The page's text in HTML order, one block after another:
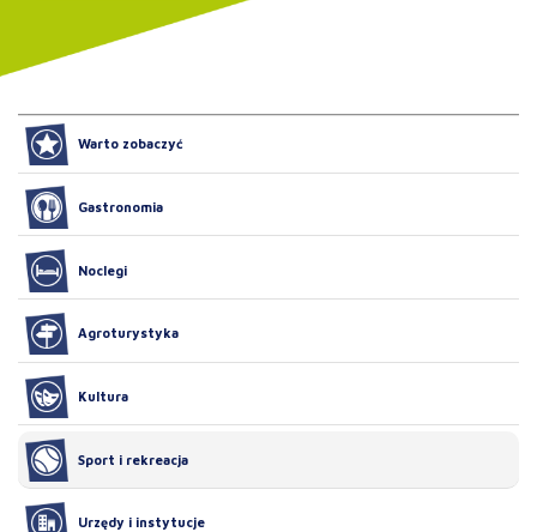
Warto zobaczyć
Gastronomia
Noclegi
Agroturystyka
Kultura
Sport i rekreacja
Urzędy i instytucje